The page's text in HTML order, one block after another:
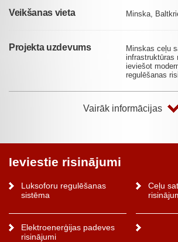
Veikšanas vieta Minska,
Projekta uzdevums
Minskas ceļu
infrastruktūras
ieviešot
regulēšanas
Vairāk informācijas
Ieviestie risinājumi
Luksoforu regulēšanas
sistēma
Ceļu
Elektroenerģijas padeves
risinājumi